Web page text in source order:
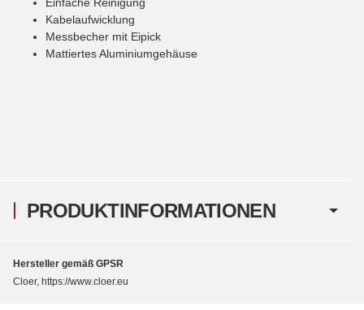
PRODUKTINFORMATIONEN
Kabelaufwicklung
Messbecher mit Eipick
Mattiertes Aluminiumgehäuse
Hersteller gemäß GPSR
Cloer, https://www.cloer.eu